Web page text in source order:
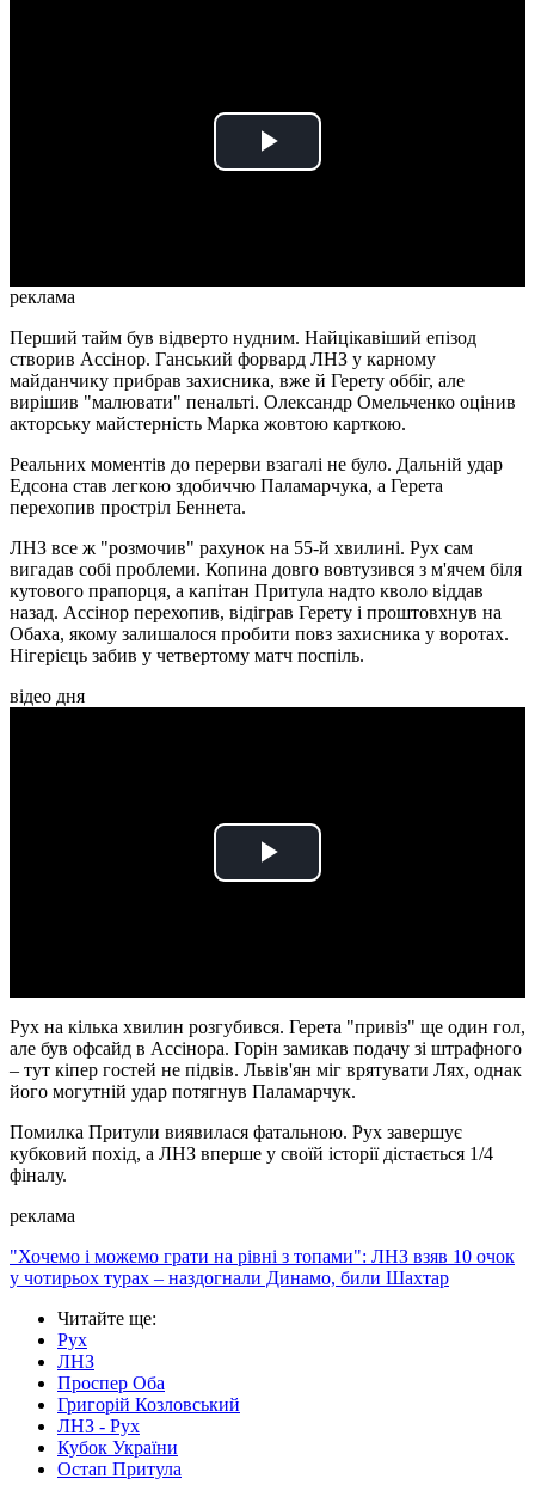
Play
реклама
Перший тайм був відверто нудним. Найцікавіший епізод
створив Ассінор. Ганський форвард ЛНЗ у карному
майданчику прибрав захисника, вже й Герету оббіг, але
вирішив "малювати" пенальті. Олександр Омельченко оцінив
акторську майстерність Марка жовтою карткою.
Реальних моментів до перерви взагалі не було. Дальній удар
Едсона став легкою здобиччю Паламарчука, а Герета
перехопив простріл Беннета.
ЛНЗ все ж "розмочив" рахунок на 55-й хвилині. Рух сам
вигадав собі проблеми. Копина довго вовтузився з м'ячем біля
кутового прапорця, а капітан Притула надто кволо віддав
назад. Ассінор перехопив, відіграв Герету і проштовхнув на
Обаха, якому залишалося пробити повз захисника у воротах.
Нігерієць забив у четвертому матч поспіль.
відео дня
Play
Рух на кілька хвилин розгубився. Герета "привіз" ще один гол,
але був офсайд в Ассінора. Горін замикав подачу зі штрафного
– тут кіпер гостей не підвів. Львів'ян міг врятувати Лях, однак
його могутній удар потягнув Паламарчук.
Помилка Притули виявилася фатальною. Рух завершує
кубковий похід, а ЛНЗ вперше у своїй історії дістається 1/4
фіналу.
реклама
"Хочемо і можемо грати на рівні з топами": ЛНЗ взяв 10 очок
у чотирьох турах – наздогнали Динамо, били Шахтар
Читайте ще:
Рух
ЛНЗ
Проспер Оба
Григорій Козловський
ЛНЗ - Рух
Кубок України
Остап Притула